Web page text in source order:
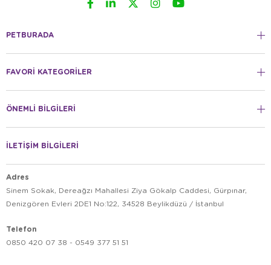
PETBURADA
FAVORİ KATEGORİLER
ÖNEMLİ BİLGİLERİ
İLETİŞİM BİLGİLERİ
Adres
Sinem Sokak, Dereağzı Mahallesi Ziya Gökalp Caddesi, Gürpınar,
Denizgören Evleri 2DE1 No:122, 34528 Beylikdüzü / İstanbul
Telefon
0850 420 07 38 - 0549 377 51 51